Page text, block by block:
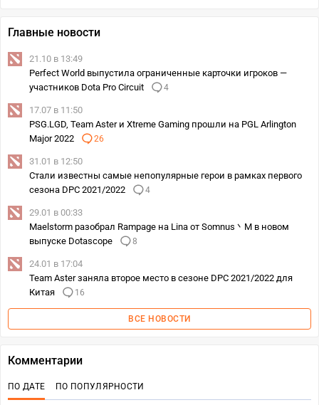
Главные новости
21.10 в 13:49
Perfect World выпустила ограниченные карточки игроков —
участников Dota Pro Circuit
4
17.07 в 11:50
PSG.LGD, Team Aster и Xtreme Gaming прошли на PGL Arlington
Major 2022
26
31.01 в 12:50
Стали известны самые непопулярные герои в рамках первого
сезона DPC 2021/2022
4
29.01 в 00:33
Maelstorm разобрал Rampage на Lina от Somnus丶M в новом
выпуске Dotascope
8
24.01 в 17:04
Team Aster заняла второе место в сезоне DPC 2021/2022 для
Китая
16
ВСЕ НОВОСТИ
Комментарии
ПО ДАТЕ ПО ПОПУЛЯРНОСТИ